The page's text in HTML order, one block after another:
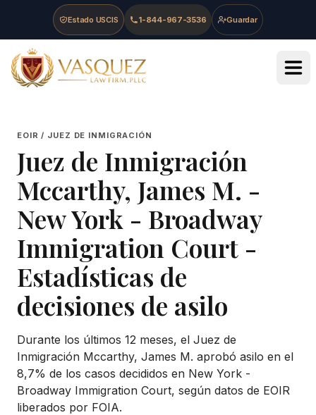
Skip to main content
Skip to navigation
Skip to footer
Estado USCIS 1-844-967-3536 Guardar
Vasquez Law Firm - Home
EOIR / JUEZ DE INMIGRACIÓN
Juez de Inmigración
Mccarthy, James M. -
New York - Broadway
Immigration Court -
Estadísticas de
decisiones de asilo
Durante los últimos 12 meses, el Juez de
Inmigración Mccarthy, James M. aprobó asilo en el
8,7% de los casos decididos en New York -
Broadway Immigration Court, según datos de EOIR
liberados por FOIA.